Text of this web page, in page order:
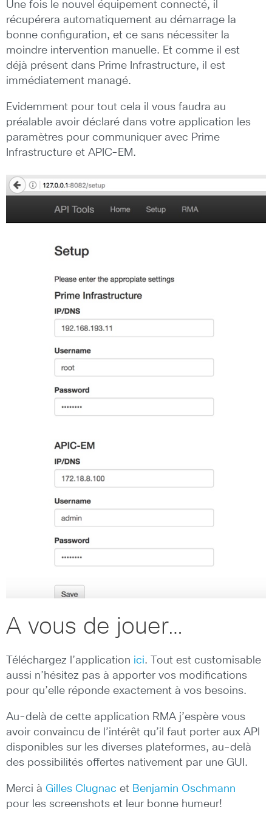
Une fois le nouvel équipement connecté, il
récupérera automatiquement au démarrage la
bonne configuration, et ce sans nécessiter la
moindre intervention manuelle. Et comme il est
déjà présent dans Prime Infrastructure, il est
immédiatement managé.
Evidemment pour tout cela il vous faudra au
préalable avoir déclaré dans votre application les
paramètres pour communiquer avec Prime
Infrastructure et APIC-EM.
A vous de jouer…
Téléchargez l’application ici. Tout est customisable
aussi n’hésitez pas à apporter vos modifications
pour qu’elle réponde exactement à vos besoins.
Au-delà de cette application RMA j’espère vous
avoir convaincu de l’intérêt qu’il faut porter aux API
disponibles sur les diverses plateformes, au-delà
des possibilités offertes nativement par une GUI.
Merci à Gilles Clugnac et Benjamin Oschmann
pour les screenshots et leur bonne humeur!